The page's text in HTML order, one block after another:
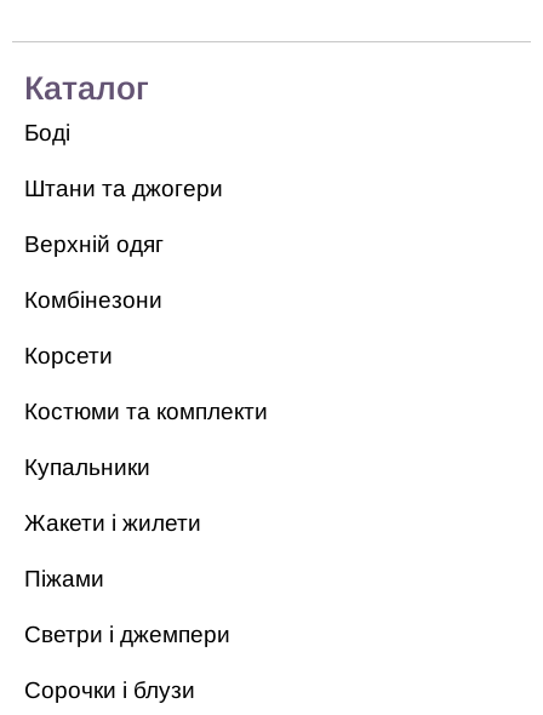
Каталог
Боді
Штани та джогери
Верхній одяг
Комбінезони
Корсети
Костюми та комплекти
Купальники
Жакети і жилети
Піжами
Светри і джемпери
Сорочки і блузи